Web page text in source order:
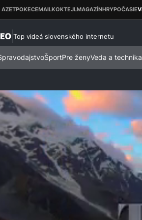
Top videá slovenského internetu
ŠportPre ženyVeda a technika